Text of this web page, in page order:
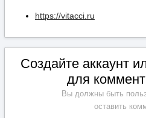
https://vitacci.ru
Создайте аккаунт
для
Вы должны быть
оставить